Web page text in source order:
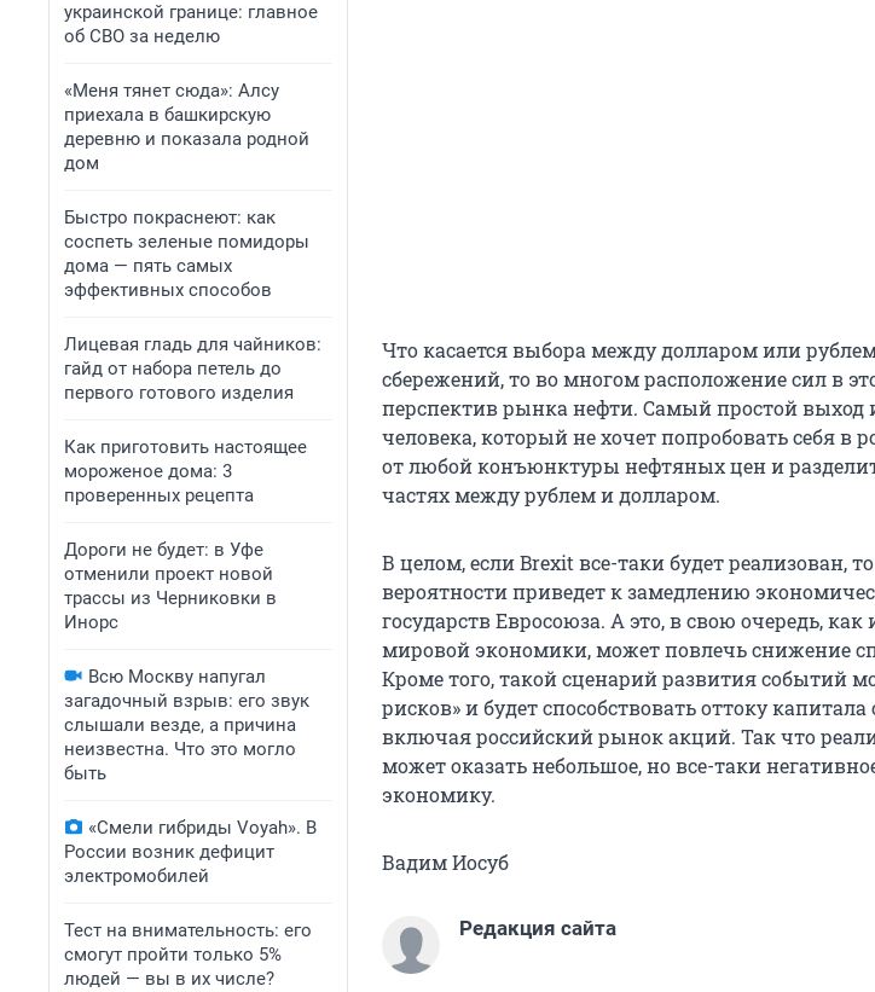
украинской границе: главное
об СВО за неделю
«Меня тянет сюда»: Алсу
приехала в башкирскую
деревню и показала родной
дом
Быстро покраснеют: как
соспеть зеленые помидоры
дома — пять самых
эффективных способов
Лицевая гладь для чайников:
гайд от набора петель до
первого готового изделия
Как приготовить настоящее
мороженое дома: 3
проверенных рецепта
Дороги не будет: в Уфе
отменили проект новой
трассы из Черниковки в
Инорс
Всю Москву напугал
загадочный взрыв: его звук
слышали везде, а причина
неизвестна. Что это могло
быть
«Смели гибриды Voyah». В
России возник дефицит
электромобилей
Тест на внимательность: его
смогут пройти только 5%
людей — вы в их числе?
Что касается выбора между долларом или
сбережений, то во многом расположение сил в
перспектив рынка нефти. Самый простой выход
человека, который не хочет попробовать себя в
от любой конъюнктуры нефтяных цен и
частях между рублем и долларом.
В целом, если Brexit все-таки будет реализован,
вероятности приведет к замедлению
государств Евросоюза. А это, в свою очередь,
мировой экономики, может повлечь снижение
Кроме того, такой сценарий развития событий
рисков» и будет способствовать оттоку
включая российский рынок акций. Так что
может оказать небольшое, но все-таки
экономику.
Вадим Иосуб
Редакция сайта